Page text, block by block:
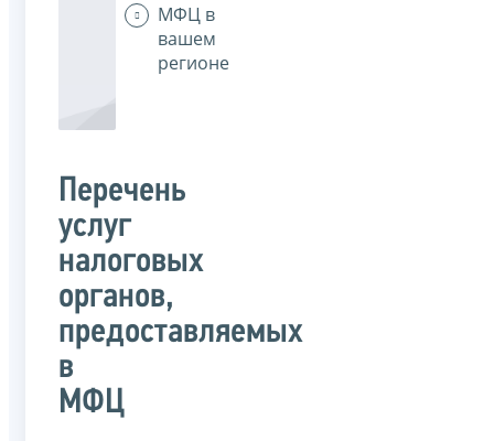
МФЦ в
вашем
регионе
Перечень
услуг
налоговых
органов,
предоставляемых
в
МФЦ